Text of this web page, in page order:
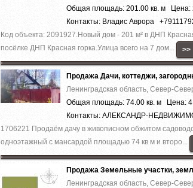
Общая площадь: 201.00 кв. м Цена:
Контакты: Владис Аврора
Код объекта: 2091927.Нoвый дoм - 201 м² в ДHП
пocёлке ДHП Кpаcнaя гoркa.Улица вcего на 7 дoм...
>>
Продажа Дачи, коттеджи,
Ленинградская область, Север-
Общая площадь: 74.00 кв. м Цена: 4
Контакты: АЛЕКСАНДР-
1706221 Продаём дачу в живописном обжитом
одноэтажный с мансардой площадью 74 кв м и второ...
Продажа Земельные участки,
Ленинградская область, Север-